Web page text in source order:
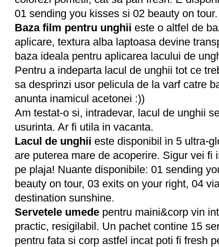
01 sending you kisses si 02 beauty on
Baza film pentru unghii este o altfel de
aplicare, textura alba laptoasa devine
baza ideala pentru aplicarea lacului de
Pentru a indeparta lacul de unghii tot ce
sa desprinzi usor pelicula de la varf catre
anunta inamicul acetonei :))
Am testat-o si, intradevar, lacul de unghii
usurinta. Ar fi utila in vacanta.
Lacul de unghii este disponibil in 5 ultra-
are puterea mare de acoperire. Sigur vei fi
pe plaja! Nuante disponibile: 01 sending
beauty on tour, 03 exits on your right, 04
destination sunshine.
Servetele umede pentru maini&corp vin
practic, resigilabil. Un pachet contine 15
pentru fata si corp astfel incat poti fi fresh